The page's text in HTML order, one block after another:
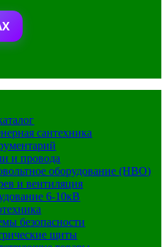
сантехника
и провода
оборудование (НВО)
и вентиляция
6-10кВ
безопасности
щиты